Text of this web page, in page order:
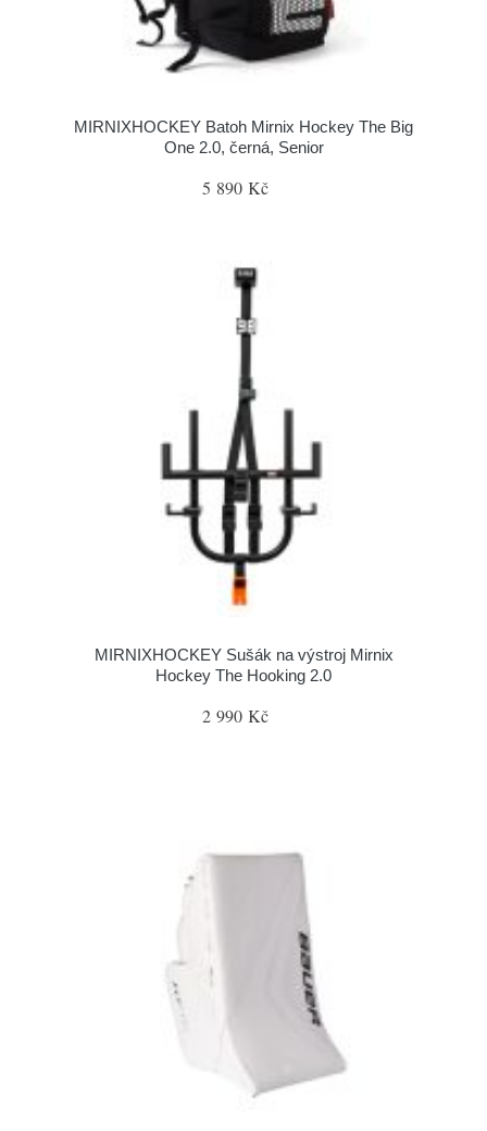
MIRNIXHOCKEY Batoh Mirnix Hockey The Big
One 2.0, černá, Senior
5 890 Kč
MIRNIXHOCKEY Sušák na výstroj Mirnix
Hockey The Hooking 2.0
2 990 Kč